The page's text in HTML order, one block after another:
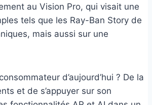
au Vision Pro, qui visait une
tels que les Ray-Ban Story de
mais aussi sur une
d’aujourd’hui ? De la
et de s’appuyer sur son